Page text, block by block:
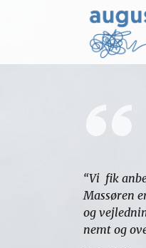
“Vi fik
Massøren
og
nemt og